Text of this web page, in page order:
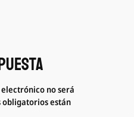
no será
obligatorios están